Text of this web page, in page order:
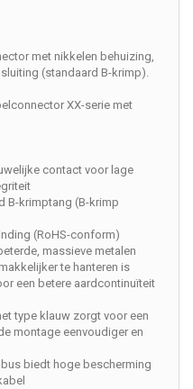
met nikkelen behuizing,
(standaard B-krimp).
XX-serie met
contact voor lage
B-krimptang (B-krimp
(RoHS-conform)
massieve metalen
te hanteren is
een betere aardcontinuïteit
type klauw zorgt voor een
montage eenvoudiger en
biedt hoge bescherming